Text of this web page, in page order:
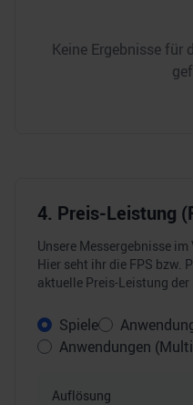
Keine Ergebnisse
4. Preis-Leistung
Unsere Messergebnisse
Hier seht ihr die FPS bzw.
aktuelle Preis-Leistung der
Spiele
Anwendungen
Auflösung